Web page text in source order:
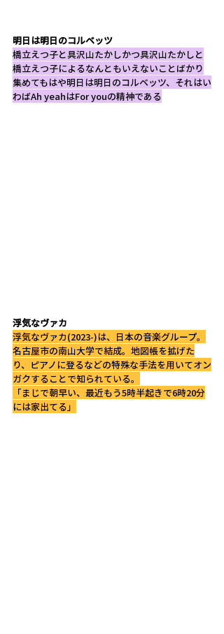
明日は明日のコルベッツ
橋立えつ子と具沢山たかしかつ具沢山たかしと
橋立えつ子によるなんともいえないことばかり
集めてもはや明日は明日のコルベッツ、それはい
わばAh yeahはFor youの精神である
浮気なヴァカ
浮気なヴァカ(2023-)は、日本の音楽グループ。
名古屋市の南山大学で結成。地図帳を拡げた
り、ピアノに登るなどの特殊な手法を用いてオン
ガクすることで知られている。
「まじで朝早い、最近もう5時半起きで6時20分
には家出てる」